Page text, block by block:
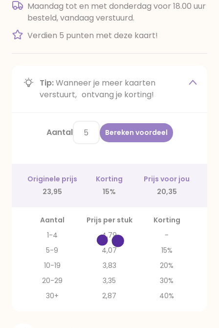
Maandag tot en met donderdag voor 18.00 uur
besteld, vandaag verstuurd.
Verdien 5 punten met deze kaart!
Tip:Wanneer je meer kaarten
verstuurt, ontvang je korting!
Aantal Bereken voordeel
Originele prijs Korting
Prijs voor jou
23,95
15% 20,35
Aantal Prijs per stuk
Korting
1-4
4,79
-
5-9
4,07
15%
10-19
3,83
20%
20-29
3,35
30%
30+
2,87 40%